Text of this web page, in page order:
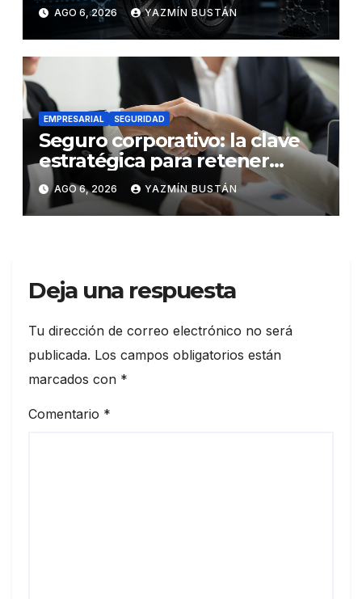
futuro de la movilidad
AGO 6, 2026 YAZMÍN BUSTÁN
EMPRESARIAL SEGURIDAD
Seguro corporativo: la clave
estratégica para retener
talento en Ecuador
AGO 6, 2026 YAZMÍN BUSTÁN
Deja una respuesta
Tu dirección de correo electrónico no será
publicada. Los campos obligatorios están
marcados con *
Comentario *